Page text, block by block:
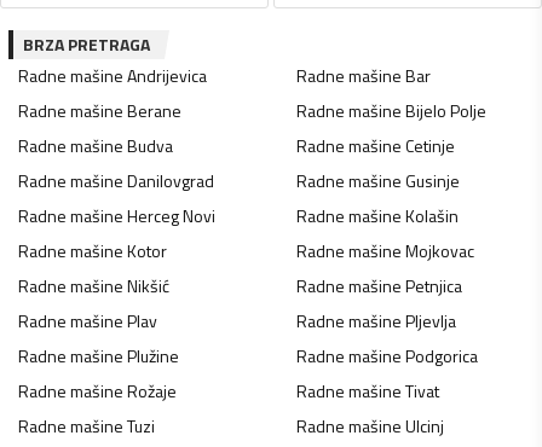
BRZA PRETRAGA
Radne mašineAndrijevica Radne mašineBar
Radne mašineBerane Radne mašineBijelo Polje
Radne mašineBudva Radne mašineCetinje
Radne mašineDanilovgrad Radne mašineGusinje
Radne mašineHerceg Novi Radne mašineKolašin
Radne mašineKotor Radne mašineMojkovac
Radne mašineNikšić Radne mašinePetnjica
Radne mašinePlav Radne mašinePljevlja
Radne mašinePlužine Radne mašinePodgorica
Radne mašineRožaje Radne mašineTivat
Radne mašineTuzi Radne mašineUlcinj